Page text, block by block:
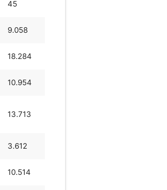
45
9.058
18.284
10.954
13.713
3.612
10.514